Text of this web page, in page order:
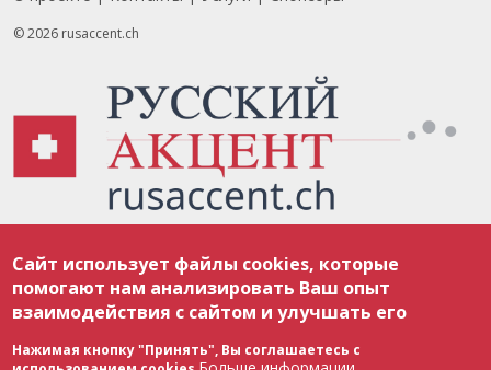
© 2026 rusaccent.ch
соответствии с законодательством Швейцарии об авторском праве и
международными соглашениями. Полное или частичное использование
материалов возможно только с разрешения редакции. В случае полного
или частичного воспроизведения материалов сайта rusaccent.ch,
ОБЯЗАТЕЛЬНА АКТИВНАЯ ГИПЕРССЫЛКА на конкретный заимствованный
текст. Фотоизображения, размещенные редакцией rusaccent.ch, являются
ее исключительной собственностью. Полное или частичное
Сайт использует файлы cookies, которые
помогают нам анализировать Ваш опыт
взаимодействия с сайтом и улучшать его
Нажимая кнопку "Принять", Вы соглашаетесь с